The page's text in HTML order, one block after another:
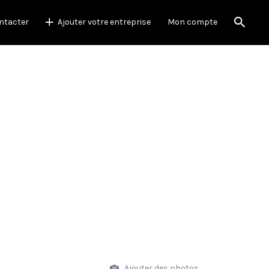
Ajouter votre entreprise Mon compte